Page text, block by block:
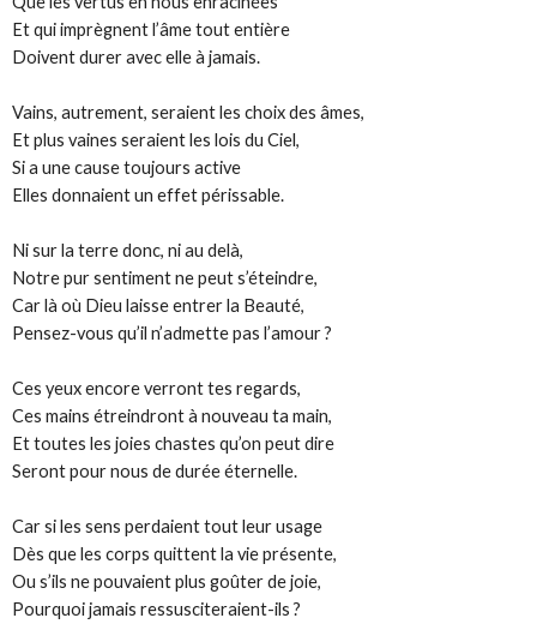
Et qui imprègnent l’âme tout entière
Doivent durer avec elle à jamais.
Vains, autrement, seraient les choix des âmes,
Et plus vaines seraient les lois du Ciel,
Si a une cause toujours active
Elles donnaient un effet périssable.
Ni sur la terre donc, ni au delà,
Notre pur sentiment ne peut s’éteindre,
Car là où Dieu laisse entrer la Beauté,
Pensez-vous qu’il n’admette pas l’amour ?
Ces yeux encore verront tes regards,
Ces mains étreindront à nouveau ta main,
Et toutes les joies chastes qu’on peut dire
Seront pour nous de durée éternelle.
Car si les sens perdaient tout leur usage
Dès que les corps quittent la vie présente,
Ou s’ils ne pouvaient plus goûter de joie,
Pourquoi jamais ressusciteraient-ils ?